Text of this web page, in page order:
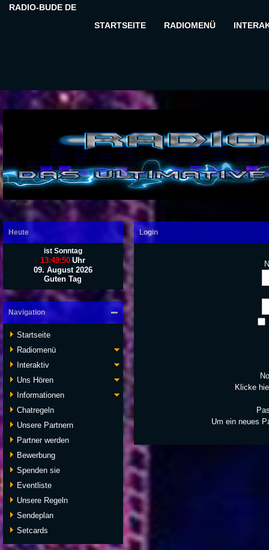
RADIO-BUDE DE
STARTSEITE
RADIOMENÜ
Heute
ist Sonntag
13:49:51 Uhr
09. August 2026
Guten Tag
Navigation
Startseite
Radiomenü
Interaktiv
Uns Hören
Informationen
Chatregeln
Unsere Partnern
Partner werden
Bewerbung
Spenden sie
Eventliste
Unsere Regeln
Sendeplan
Setcards
Login
Klicke
Um ein neues